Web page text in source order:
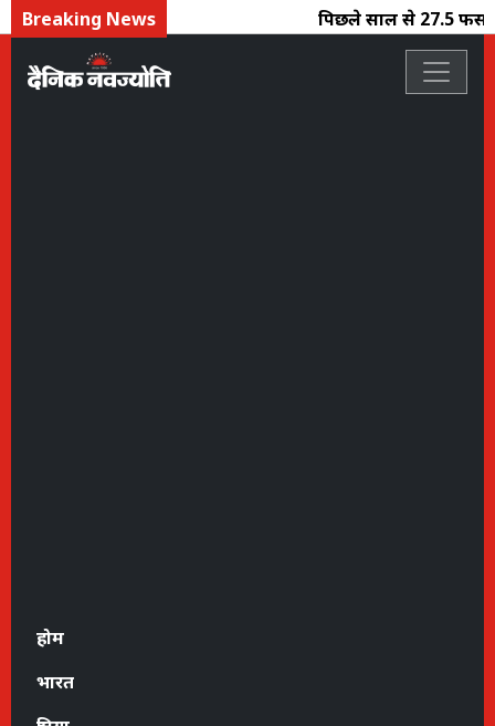
Breaking News पिछले साल से 27.5
होम
भारत